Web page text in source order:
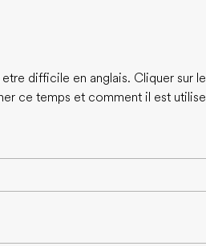
difficile en anglais. Cliquer sur le
ce temps et comment il est utilise